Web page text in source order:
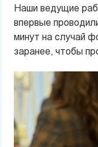
Наши ведущие
впервые
минут на случай
заранее, чтобы